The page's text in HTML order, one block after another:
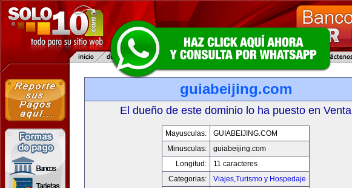
guiabeijing.com
El dueño de este dominio lo ha puesto en Venta
Mayusculas:
GUIABEIJING.COM
Minusculas:
guiabeijing.com
Longitud:
11 caracteres
Categorias:
Viajes,Turismo y Hospedaje